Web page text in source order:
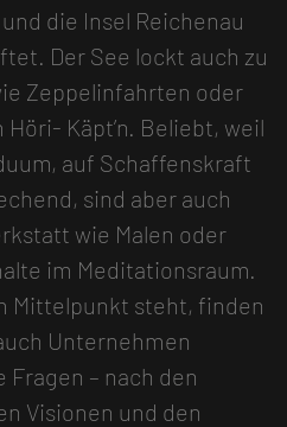
die Insel Reichenau
Der See lockt auch zu
Zeppelinfahrten oder
Käpt’n. Beliebt, weil
auf Schaffenskraft
sind aber auch
wie Malen oder
im Meditationsraum.
Mittelpunkt steht, finden
Unternehmen
– nach den
Visionen und den